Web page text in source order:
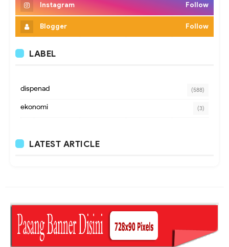
Instagram Follow
Blogger Follow
LABEL
dispenad (588)
ekonomi (3)
LATEST ARTICLE